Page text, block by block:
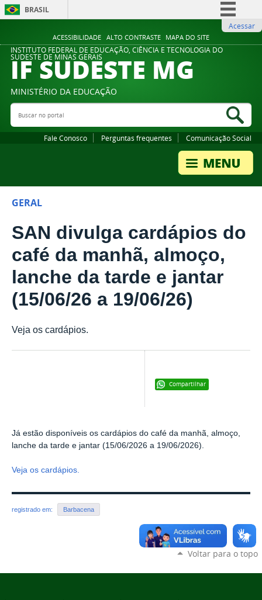
ACESSIBILIDADE ALTO CONTRASTE MAPA DO SITE
BRASIL
Comunica BR
Participe
Legislação
Acessar
INSTITUTO FEDERAL DE EDUCAÇÃO, CIÊNCIA E TECNOLOGIA DO
SUDESTE DE MINAS GERAIS
IF SUDESTE MG
MINISTÉRIO DA EDUCAÇÃO
Buscar no portal
Fale Conosco Perguntas frequentes Comunicação Social
GERAL
SAN divulga cardápios do
café da manhã, almoço,
lanche da tarde e jantar
(15/06/26 a 19/06/26)
Veja os cardápios.
Compartilhar
Já estão disponíveis os cardápios do café da manhã, almoço,
lanche da tarde e jantar (15/06/2026 a 19/06/2026).
Veja os cardápios.
registrado em: Barbacena
Voltar para o topo